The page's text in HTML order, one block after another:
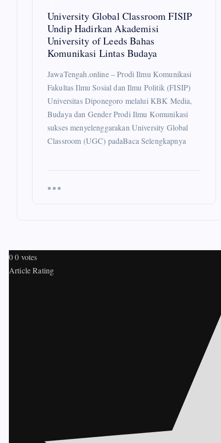
University Global Classroom FISIP
Undip Hadirkan Akademisi
University of Leeds Bahas
Komunikasi Lintas Budaya
JawaTengah.online – Prodi Ilmu Komunikasi
Fakultas Ilmu Sosial dan Ilmu Politik (FISIP)
Universitas Diponegoro melalui KBK Media,
Budaya dan Gender Prodi Ilmu Komunikasi
sukses menyelenggarakan University Global
Classroom (UGC) padaBaca Selengkapnya
0 0 votes
Article Rating